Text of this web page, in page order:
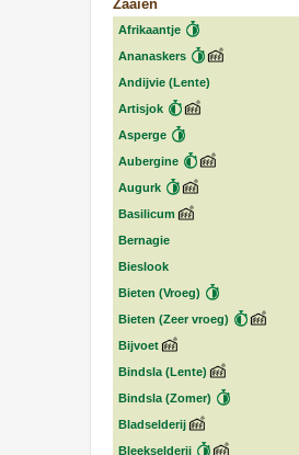
Zaaien
Afrikaantje
Ananaskers
Andijvie (Lente)
Artisjok
Asperge
Aubergine
Augurk
Basilicum
Bernagie
Bieslook
Bieten (Vroeg)
Bieten (Zeer vroeg)
Bijvoet
Bindsla (Lente)
Bindsla (Zomer)
Bladselderij
Bleekselderij